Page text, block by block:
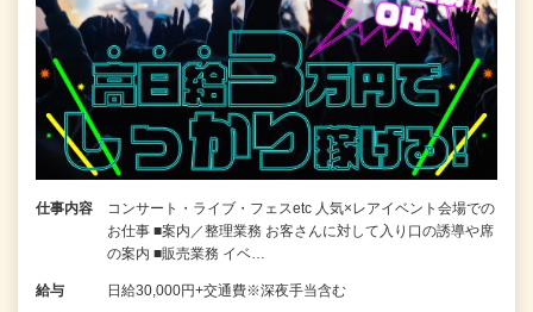
仕事内容
コンサート・ライブ・フェスetc 人気×レアイベント会場での
お仕事 ■案内／整理業務 お客さんに対して入り口の誘導や席
の案内 ■販売業務 イベ…
給与 日給30,000円+交通費※深夜手当含む